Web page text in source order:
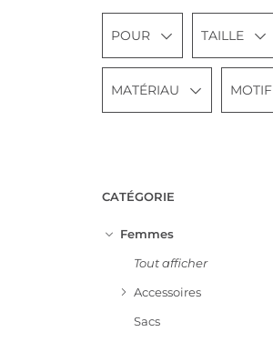
POUR TAILLE
MATÉRIAU MOTIF
CATÉGORIE
Femmes
Tout afficher
Accessoires
Sacs